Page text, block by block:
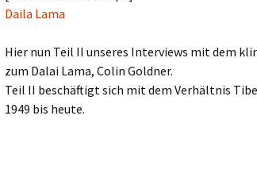
Daila Lama
Hier nun Teil II unseres Interviews mit dem
zum Dalai Lama, Colin Goldner.
Teil II beschäftigt sich mit dem Verhältnis
1949 bis heute.